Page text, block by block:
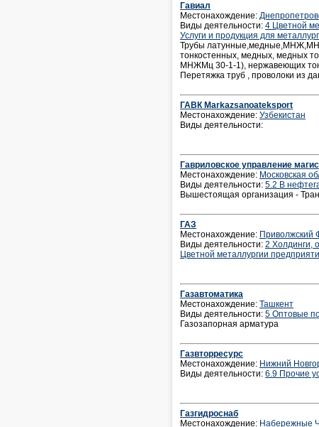
Гавиал
Местонахождение:
Виды деятельности: 4 Цветной
Услуги и продукция для
Трубы
тонкостенных, медных, медных
МНЖМц 30-1-1), нержавеющих
Перетяжка труб , проволоки из
ГАВК Markazsanoateksport
Местонахождение: Узбекистан
Виды деятельности:
Гавриловское управление
Местонахождение: Московская
Виды деятельности: 5.2 В
Вышестоящая организация -
ГАЗ
Местонахождение: Приволжский
Виды деятельности: 2 Холдинги,
Цветной металлургии
Газавтоматика
Местонахождение: Ташкент
Виды деятельности: 5 Оптовые
Газозапорная арматура
Газвторресурс
Местонахождение: Нижний
Виды деятельности: 6.9 Прочие
Газгидроснаб
Местонахождение: Набережные